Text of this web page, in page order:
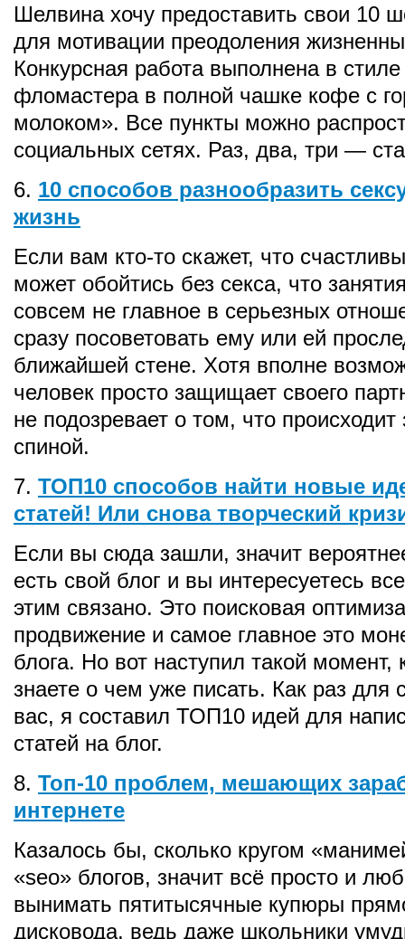
Шелвина хочу предоставить свои 10
для мотивации преодоления
Конкурсная работа выполнена в
фломастера в полной чашке кофе с
молоком». Все пункты можно
социальных сетях. Раз, два, три —
6. 10 способов разнообразить
жизнь
Если вам кто-то скажет, что
может обойтись без секса, что
совсем не главное в серьезных
сразу посоветовать ему или ей
ближайшей стене. Хотя вполне
человек просто защищает своего
не подозревает о том, что происходит
спиной.
7. ТОП10 способов найти новые
статей! Или снова творческий
Если вы сюда зашли, значит
есть свой блог и вы интересуетесь
этим связано. Это поисковая
продвижение и самое главное это
блога. Но вот наступил такой момент,
знаете о чем уже писать. Как раз для
вас, я составил ТОП10 идей для
статей на блог.
8. Топ-10 проблем, мешающих
интернете
Казалось бы, сколько кругом
«seo» блогов, значит всё просто и
вынимать пятитысячные купюры
дисковода, ведь даже школьники